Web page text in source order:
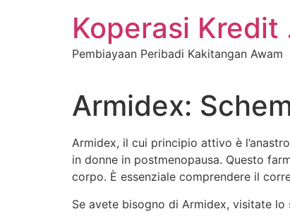
Koperasi Kredit
Pembiayaan Peribadi Kakitangan Awam
Armidex:
Armidex, il cui principio attivo è
in donne in postmenopausa. Questo
corpo. È essenziale comprendere il
Se avete bisogno di Armidex, visitate